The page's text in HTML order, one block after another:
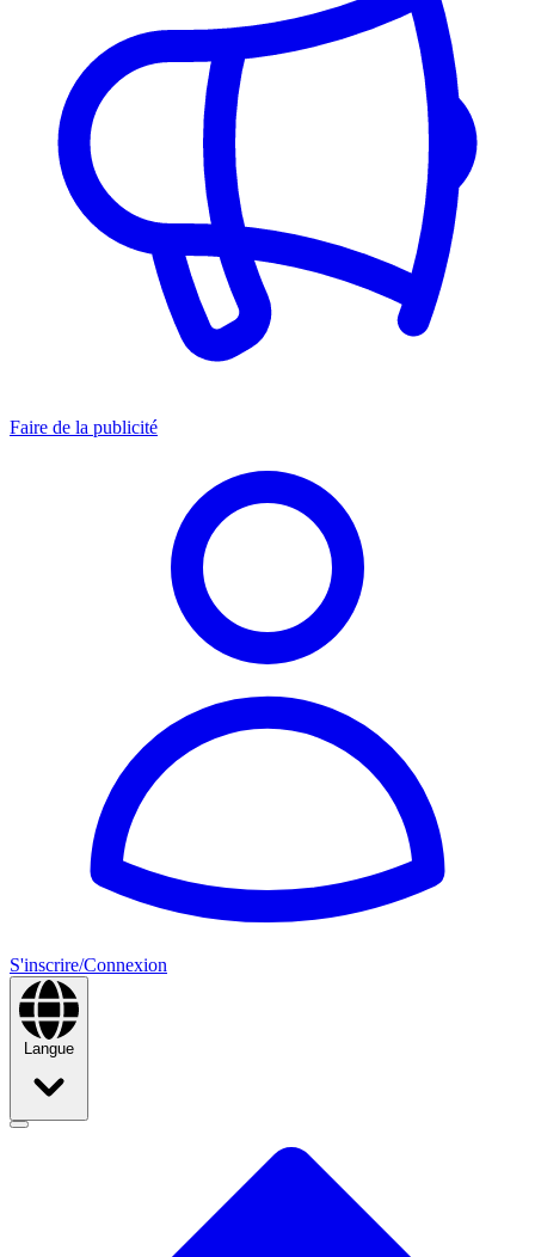
Faire de la publicité
S'inscrire/Connexion
Langue